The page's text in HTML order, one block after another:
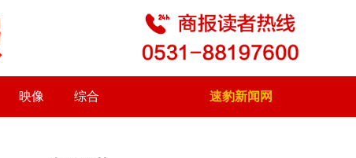
映像 综合 速豹新闻网